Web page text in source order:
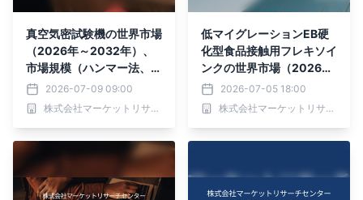
真空気密試験機の世界市場
（2026年～2032年）、
市場規模（ハンマー法、超
音波法）・分析レポートを
発表
2026-07-09 09:00
株式会社マーケットリサーチセンター
低マイグレーションEB硬
化型食品接触用フレキソイ
ンクの世界市場（2026年
～2032年）、市場規模
（ラジカル系EBインク、
カチオン系EBインク、ハ
表
2026-07-05 18:00
株式会社マーケットリサーチセンター